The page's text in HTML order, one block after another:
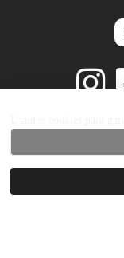
© 2026 Instituto